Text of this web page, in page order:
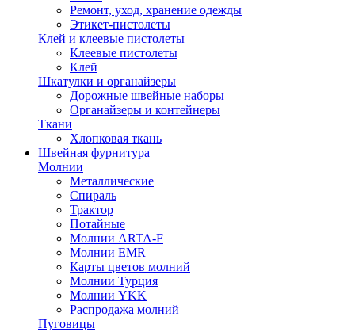
Ремонт, уход, хранение одежды
Этикет-пистолеты
Клей и клеевые пистолеты
Клеевые пистолеты
Клей
Шкатулки и органайзеры
Дорожные швейные наборы
Органайзеры и контейнеры
Ткани
Хлопковая ткань
Швейная фурнитура
Молнии
Металлические
Спираль
Трактор
Потайные
Молнии ARTA-F
Молнии EMR
Карты цветов молний
Молнии Турция
Молнии YKK
Распродажа молний
Пуговицы